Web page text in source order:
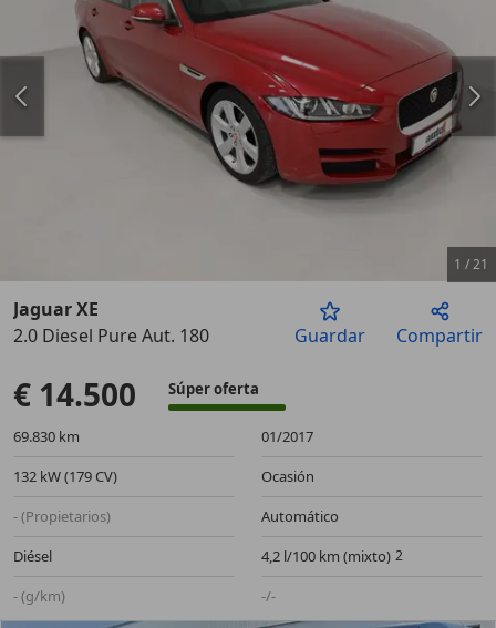
Anterior
1 /21
Jaguar XE
2.0 Diesel Pure Aut. 180
Guardar Compartir
€ 14.500 Súper oferta
69.830 km
01/2017
132 kW (179 CV)
Ocasión
- (Propietarios)
Automático
Diésel
4,2 l/100 km (mixto)
- (g/km)
-/-